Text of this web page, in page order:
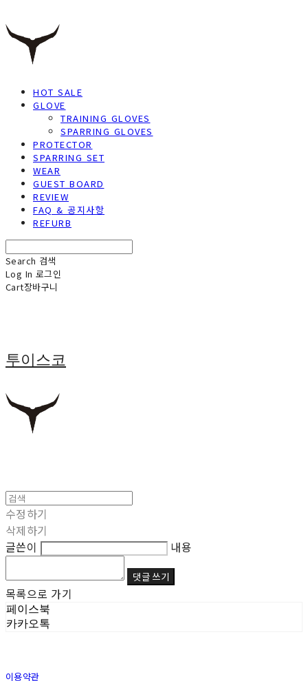
HOT SALE
GLOVE
TRAINING GLOVES
SPARRING GLOVES
PROTECTOR
SPARRING SET
WEAR
GUEST BOARD
REVIEW
FAQ & 공지사항
REFURB
Search 검색
Log In 로그인
Cart장바구니
투이스코
수정하기
삭제하기
글쓴이
내용
댓글 쓰기
목록으로 가기
페이스북
카카오톡
이용약관